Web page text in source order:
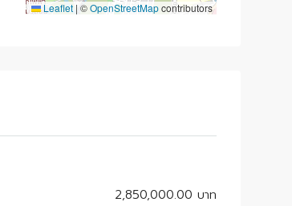
Leaflet | ©OpenStreetMapcontributors
2,850,000.00 บาท